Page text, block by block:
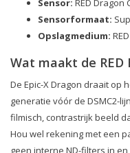
Sensor: RED Dragon
Sensorformaat:
Opslagmedium:
Wat maakt de RED
De Epic-X Dragon draait op
generatie vóór de DSMC2-
filmisch, contrastrijk beeld
Hou wel rekening met een
geen interne ND-filters in